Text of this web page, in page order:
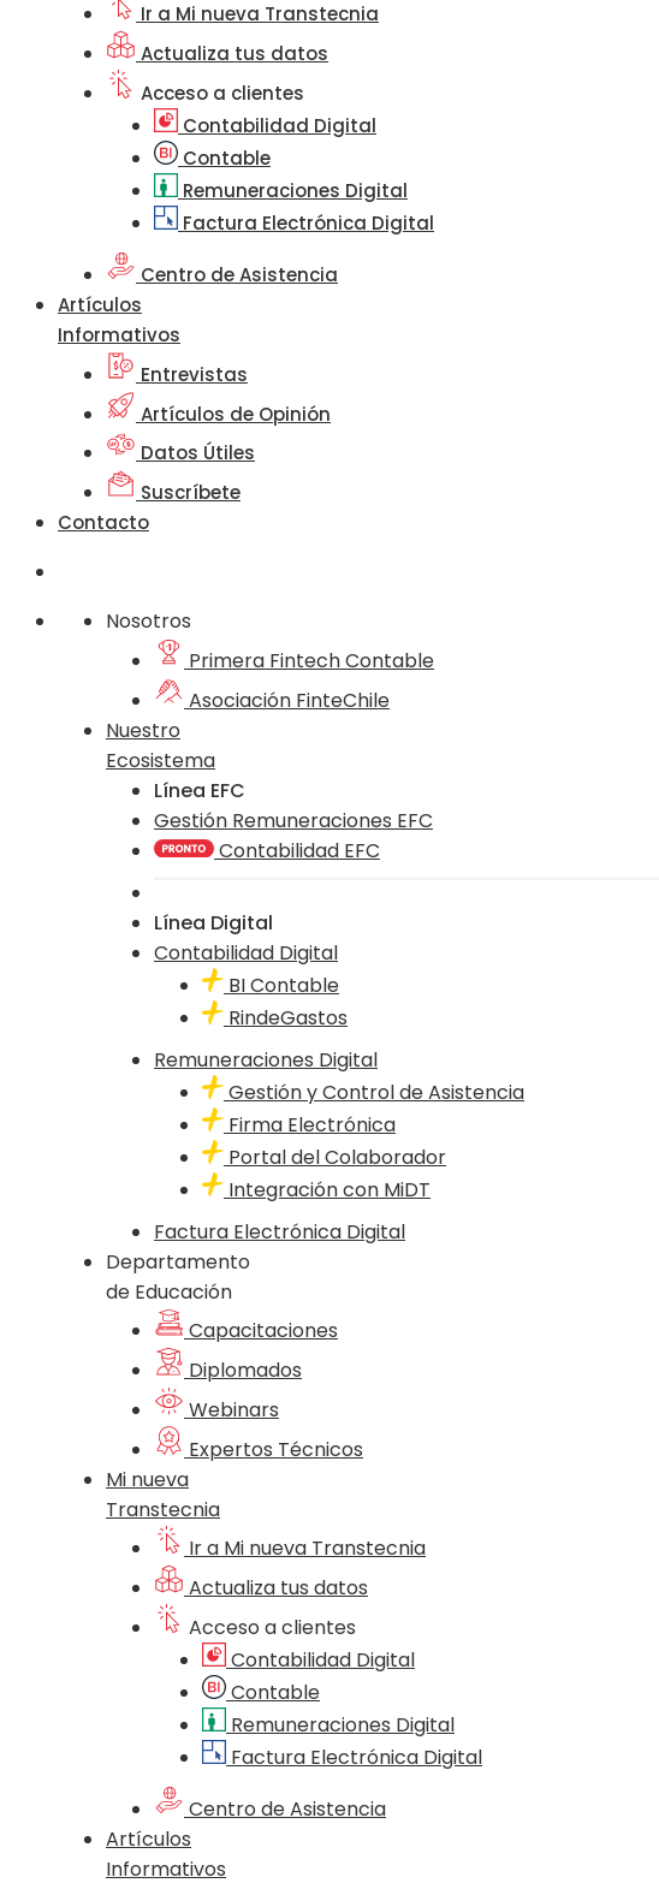
Ir a Mi nueva Transtecnia
Actualiza tus datos
Acceso a clientes
Contabilidad Digital
Contable
Remuneraciones Digital
Factura Electrónica Digital
Centro de Asistencia
Artículos
Informativos
Entrevistas
Artículos de Opinión
Datos Útiles
Suscríbete
Contacto
Nosotros
Primera Fintech Contable
Asociación FinteChile
Nuestro
Ecosistema
Línea EFC
Gestión Remuneraciones EFC
Contabilidad EFC
Línea Digital
Contabilidad Digital
BI Contable
RindeGastos
Remuneraciones Digital
Gestión y Control de Asistencia
Firma Electrónica
Portal del Colaborador
Integración con MiDT
Factura Electrónica Digital
Departamento
de Educación
Capacitaciones
Diplomados
Webinars
Expertos Técnicos
Mi nueva
Transtecnia
Ir a Mi nueva Transtecnia
Actualiza tus datos
Acceso a clientes
Contabilidad Digital
Contable
Remuneraciones Digital
Factura Electrónica Digital
Centro de Asistencia
Artículos
Informativos